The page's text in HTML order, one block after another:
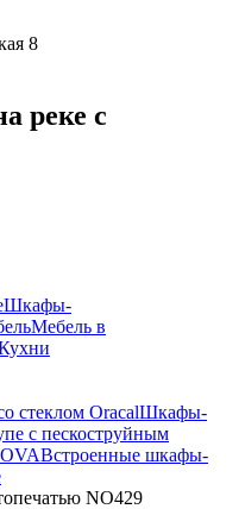
8
реке с
Шкафы-
Мебель в
стеклом OracalШкафы-
с пескоструйным
Встроенные шкафы-
NO429